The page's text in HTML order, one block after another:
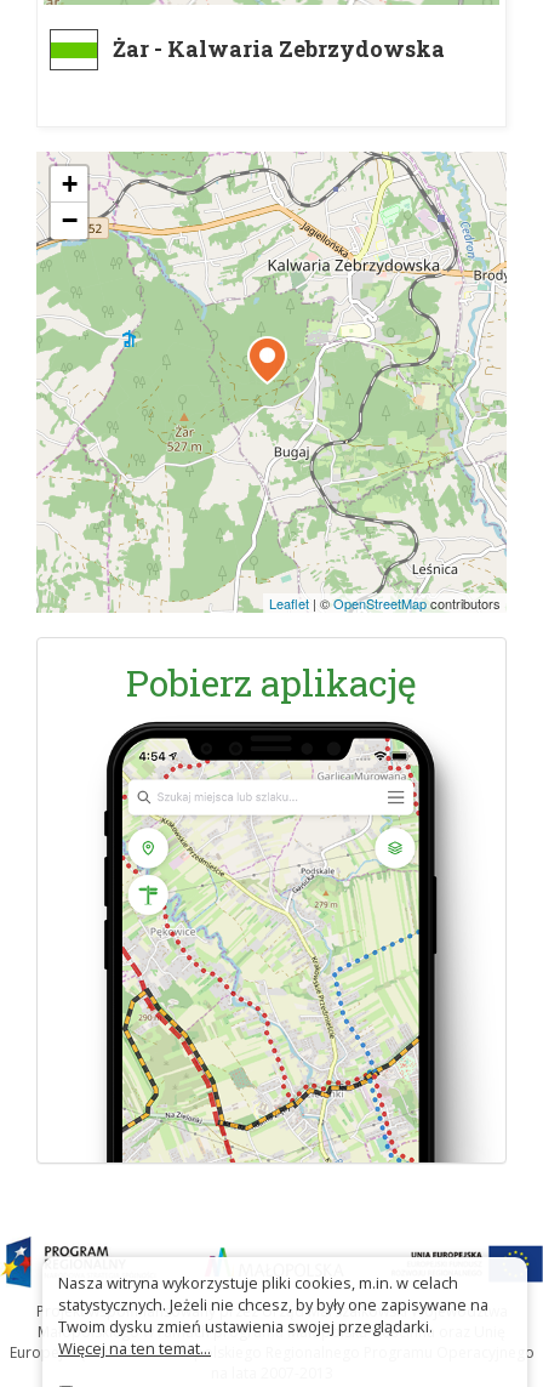
Żar - Kalwaria Zebrzydowska
+
−
Leaflet | ©OpenStreetMapcontributors
Pobierz aplikację
Projekt współfinansowany przez Urząd Marszałkowski Województwa
Małopolskiego w ramach programu Małopolska Gościnna oraz Unię
Europejską w ramach Małopolskiego Regionalnego Programu Operacyjnego
Nasza witryna wykorzystuje pliki cookies, m.in. w celach
statystycznych. Jeżeli nie chcesz, by były one zapisywane na
Twoim dysku zmień ustawienia swojej przeglądarki.
Więcej na ten temat...